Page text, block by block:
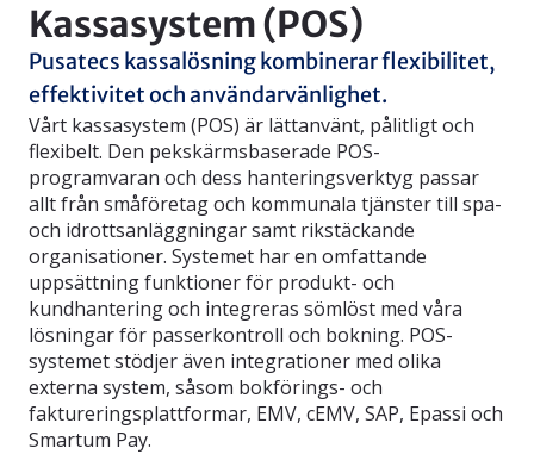
Kassasystem (POS)
Pusatecs kassalösning kombinerar flexibilitet,
effektivitet och användarvänlighet.
Vårt kassasystem (POS) är lättanvänt, pålitligt och
flexibelt. Den pekskärmsbaserade POS-
programvaran och dess hanteringsverktyg passar
allt från småföretag och kommunala tjänster till spa-
och idrottsanläggningar samt rikstäckande
organisationer. Systemet har en omfattande
uppsättning funktioner för produkt- och
kundhantering och integreras sömlöst med våra
lösningar för passerkontroll och bokning. POS-
systemet stödjer även integrationer med olika
externa system, såsom bokförings- och
faktureringsplattformar, EMV, cEMV, SAP, Epassi och
Smartum Pay.